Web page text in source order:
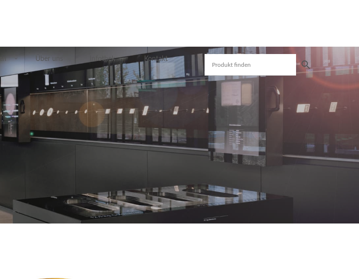
übrige Welt
Preisliste
Mit unserer Preisliste schnell das gewünschte
schnelle Filtermöglichkeit.
Über uns Infothek Kontakt